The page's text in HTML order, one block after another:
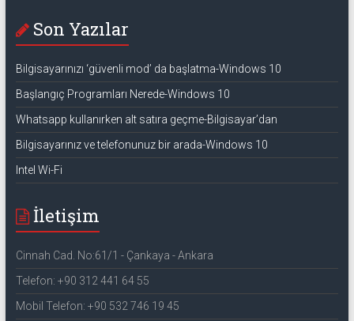
Son Yazılar
Bilgisayarınızı ‘güvenli mod’ da başlatma-Windows 10
Başlangıç Programları Nerede-Windows 10
Whatsapp kullanırken alt satıra geçme-Bilgisayar’dan
Bilgisayarınız ve telefonunuz bir arada-Windows 10
Intel Wi-Fi
İletişim
Cinnah Cad. No:61/1 - Çankaya - Ankara
Telefon: +90 312 441 64 55
Mobil Telefon: +90 532 746 19 45